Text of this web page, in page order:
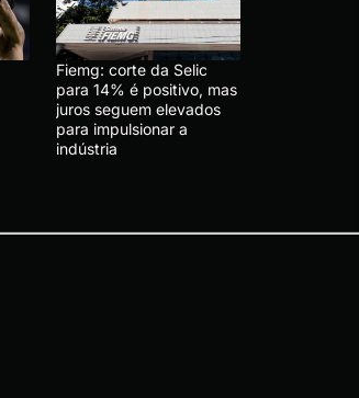
Fiemg: corte da Selic
para 14% é positivo, mas
juros seguem elevados
para impulsionar a
indústria